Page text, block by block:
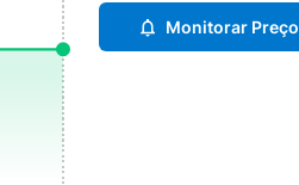
Monitorar Preço